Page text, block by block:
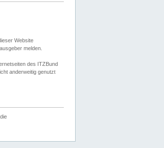
Website
melden.
des ITZBund
anderweitig genutzt